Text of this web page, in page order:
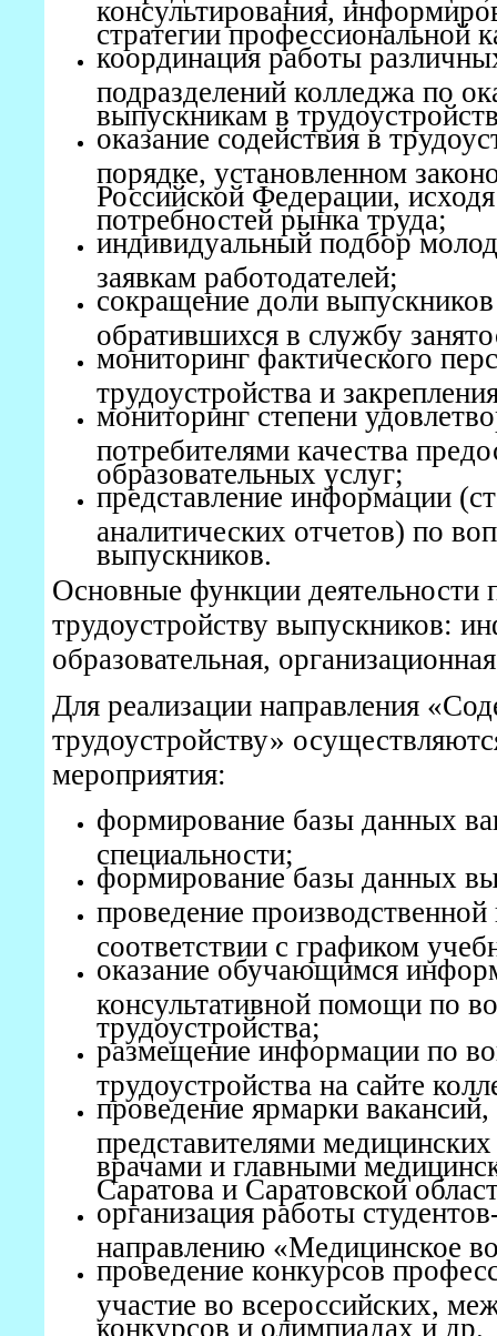
консультирования,
стратегии профессиональной
координация работы
подразделений колледжа по
выпускникам в
оказание содействия в
порядке, установленном
Российской Федерации,
потребностей рынка труда;
индивидуальный подбор
заявкам работодателей;
сокращение доли
обратившихся в службу
мониторинг фактического
трудоустройства и
мониторинг степени
потребителями качества
образовательных услуг;
представление информации
аналитических отчетов) по
выпускников.
Основные функции деятельности
трудоустройству выпускников:
образовательная,
Для реализации направления
трудоустройству»
мероприятия:
формирование базы данных
специальности;
формирование базы данных
проведение производственной
соответствии с графиком
оказание обучающимся
консультативной помощи по
трудоустройства;
размещение информации по
трудоустройства на сайте
проведение ярмарки
представителями
врачами и главными
Саратова и Саратовской
организация работы
направлению «Медицинское
проведение конкурсов
участие во всероссийских,
конкурсов и олимпиадах и др.